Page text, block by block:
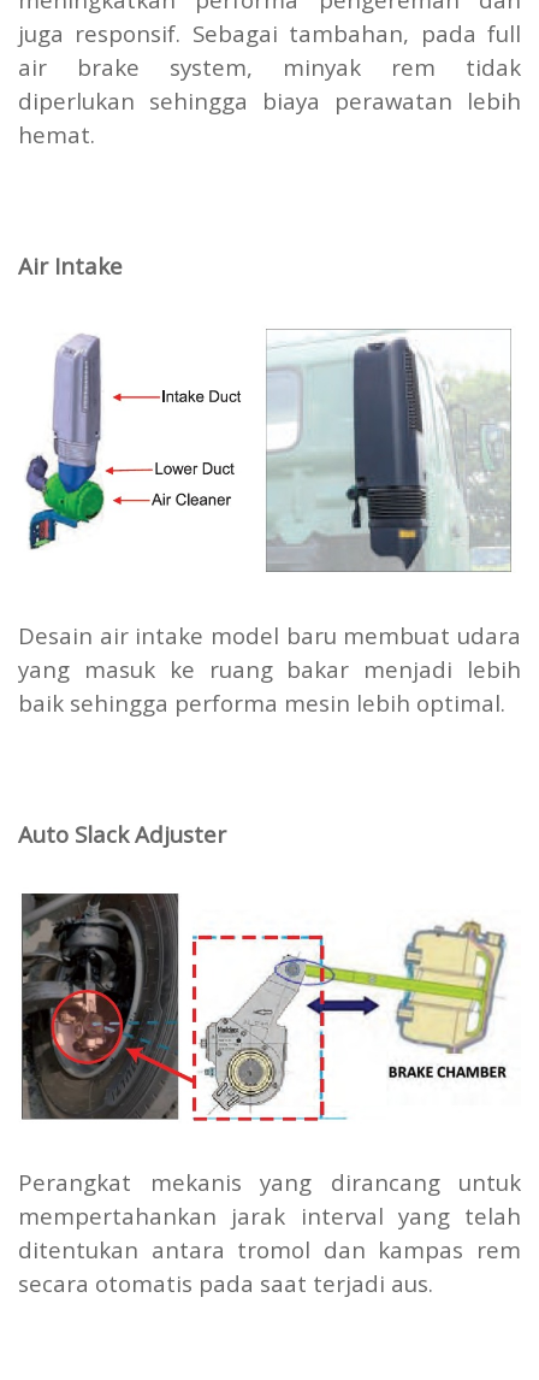
juga responsif. Sebagai tambahan, pada full
air brake system, minyak rem tidak
diperlukan sehingga biaya perawatan lebih
hemat.
Air Intake
Desain air intake model baru membuat udara
yang masuk ke ruang bakar menjadi lebih
baik sehingga performa mesin lebih optimal.
Auto Slack Adjuster
Perangkat mekanis yang dirancang untuk
mempertahankan jarak interval yang telah
ditentukan antara tromol dan kampas rem
secara otomatis pada saat terjadi aus.